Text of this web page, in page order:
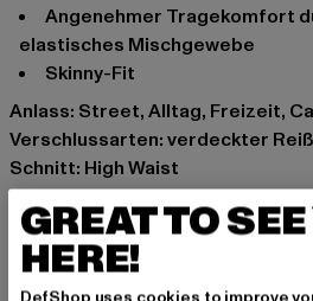
angenehmer Tragekomfort durch weiches und
elastisches Mischgewebe
Skinny-Fit
Anlass: Street, Alltag, Freizeit,
Verschlussarten: verdeckter
Schnitt: High Waist
Marke: Urban Classics
Kat.: Bekleidung
Farbe: schwarz
Hersteller Farbe: black wash
GREAT TO
HERE!